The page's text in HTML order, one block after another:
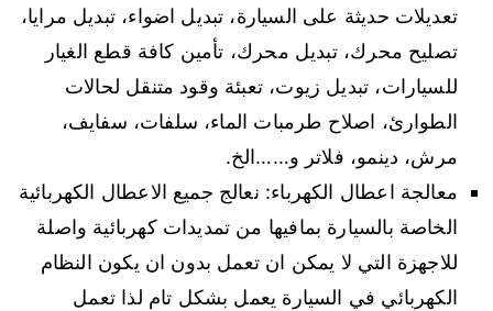
تعديلات حديثة على السيارة، تبديل اضواء، تبديل مرايا،
تصليح محرك، تبديل محرك، تأمين كافة قطع الغيار
للسيارات، تبديل زيوت، تعبئة وقود متنقل لحالات
الطوارئ، اصلاح طرمبات الماء، سلفات، سفايف،
مرش، دينمو، فلاتر و……الخ.
معالجة اعطال الكهرباء: نعالج جميع الاعطال الكهربائية
الخاصة بالسيارة بمافيها من تمديدات كهربائية واصلة
للاجهزة التي لا يمكن ان تعمل بدون ان يكون النظام
الكهربائي في السيارة يعمل بشكل تام لذا تعمل